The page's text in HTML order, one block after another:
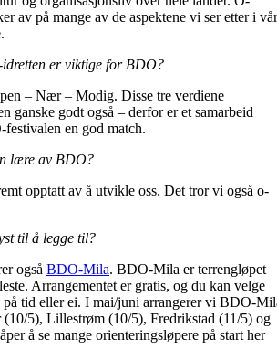
av på mange av de aspektene vi ser etter i
er viktige for BDO?
– Nær – Modig. Disse tre verdiene
ganske godt også – derfor er et samarbeid
en god match.
lære av BDO?
opptatt av å utvikle oss. Det tror vi også o-
til å legge til?
også BDO-Mila. BDO-Mila er terrengløpet
Arrangementet er gratis, og du kan velge
tid eller ei. I mai/juni arrangerer vi BDO-
(10/5), Lillestrøm (10/5), Fredrikstad (11/5) og
å se mange orienteringsløpere på start her